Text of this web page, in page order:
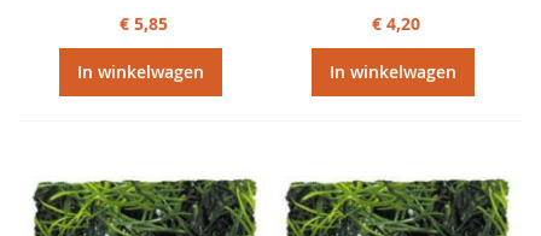
€ 5,85
In winkelwagen
€ 4,20
In winkelwagen